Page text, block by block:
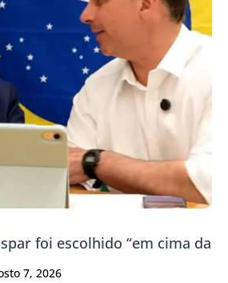
foi escolhido “em cima da
7, 2026